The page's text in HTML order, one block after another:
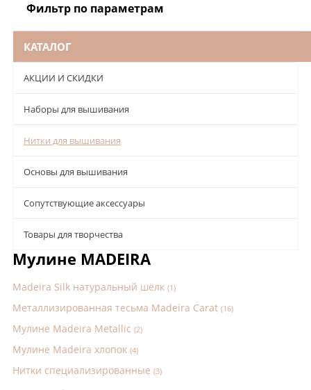
Фильтр по параметрам
КАТАЛОГ
АКЦИИ И СКИДКИ
Наборы для вышивания
Нитки для вышивания
Основы для вышивания
Сопутствующие аксессуары
Товары для творчества
Мулине MADEIRA
Madeira Silk натуральный шёлк (1)
Металлизированная тесьма Madeira Carat (16)
Мулине Madeira Metallic (2)
Мулине Madeira хлопок (4)
Нитки специализированные (3)